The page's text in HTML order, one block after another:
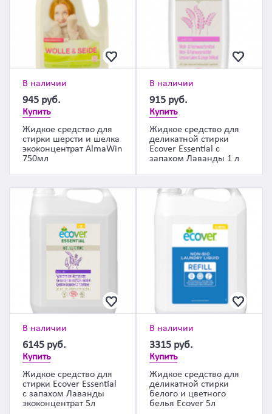
В наличии
945 руб.
Купить
Жидкое средство для
стирки шерсти и шелка
экоконцентрат AlmaWin
750мл
В наличии
915 руб.
Купить
Жидкое средство для
деликатной стирки
Ecover Essential с
запахом Лаванды 1 л
В наличии
6145 руб.
Купить
Жидкое средство для
стирки Ecover Essential
с запахом Лаванды
экоконцентрат 5л
В наличии
3315 руб.
Купить
Жидкое средство для
деликатной стирки
белого и цветного
белья Ecover 5л